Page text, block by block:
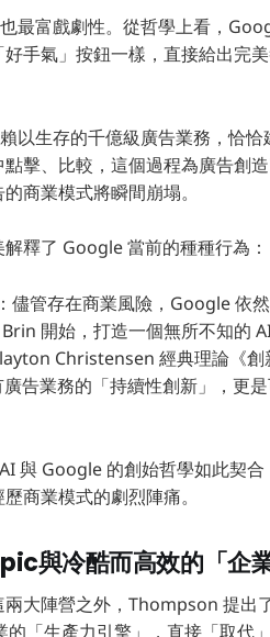
最富戲劇性。從哲學上看，
手氣」按鈕一樣，直接給出完
以生存的千億級廣告業務，恰
擊、比較，這個過程為廣告創
商業模式將瞬間崩塌。
釋了 Google 當前的種種行為：
儘管存在商業風險，Google 依
開始，打造一個無所不知的
Christensen 經典理論《
告業務的「持續性創新」，更
與 Google 的創始哲學如此契
商業模式的劇烈陣痛。
與冷酷而高效的「企業
兩大陣營之外，Thompson 提
「生產力引擎」，直接「取代